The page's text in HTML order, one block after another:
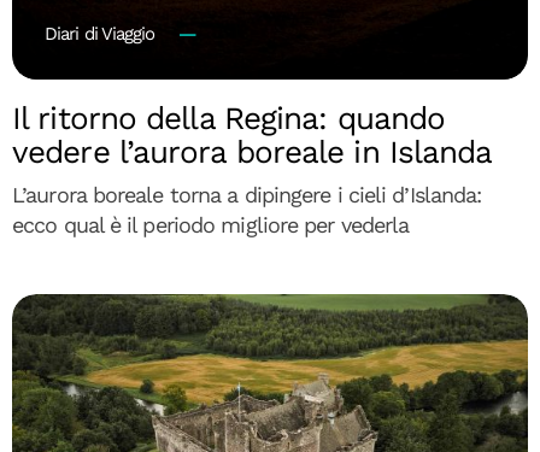
Diari di Viaggio
Il ritorno della Regina: quando
vedere l’aurora boreale in Islanda
L’aurora boreale torna a dipingere i cieli d’Islanda:
ecco qual è il periodo migliore per vederla